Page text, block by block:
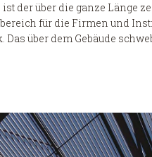
der über die ganze Länge
für die Firmen und
über dem Gebäude